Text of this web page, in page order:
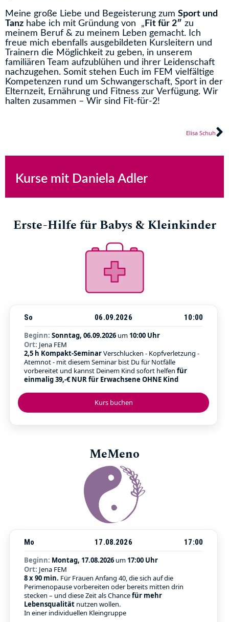
Meine große Liebe und Begeisterung zum Sport und
Tanz habe ich mit Gründung von „ Fit für 2″ zu
meinem Beruf & zu meinem Leben gemacht. Ich
freue mich ebenfalls ausgebildeten Kursleitern und
Trainern die Möglichkeit zu geben, in unserem
familiären Team aufzublühen und ihrer Leidenschaft
nachzugehen. Somit stehen Euch im FEM vielfältige
Kompetenzen rund um Schwangerschaft, Sport in der
Elternzeit, Ernährung und Fitness zur Verfügung. Wir
halten zusammen – Wir sind Fit-für-2!
Elisa Schuh
Kurse mit Daniela Adler
Erste-Hilfe für Babys & Kleinkinder
Kurs buchen
So 06.09.2026
10:00
Beginn: Sonntag, 06.09.2026 um 10:00 Uhr
Ort: Jena FEM
2,5 h Kompakt-SeminarVerschlucken - Kopfverletzung -
Atemnot - mit diesem Seminar bist Du für Notfälle
vorbereitet und kannst Deinem Kind sofort helfen für
einmalig 39,-€ NUR für Erwachsene OHNE Kind
MeMeno
Mo 17.08.2026
17:00
Beginn: Montag, 17.08.2026 um 17:00 Uhr
Ort: Jena FEM
8 x 90 min. Für Frauen Anfang 40, die sich auf die
Perimenopause vorbereiten oder bereits mitten drin
stecken – und diese Zeit als Chancefür mehr
Lebensqualität nutzen wollen.
In einer individuellen Kleingruppe